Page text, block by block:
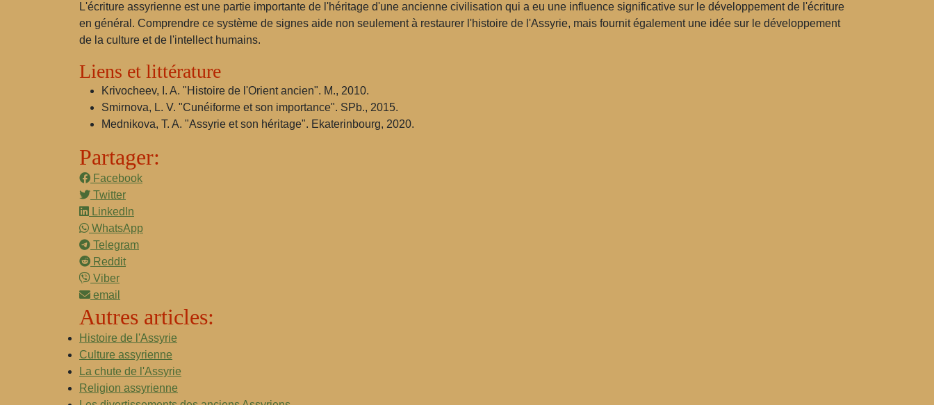
L'écriture assyrienne est une partie importante de l'héritage d'une ancienne civilisation qui a eu une influence significative sur le développement de l'écriture
en général. Comprendre ce système de signes aide non seulement à restaurer l'histoire de l'Assyrie, mais fournit également une idée sur le développement
de la culture et de l'intellect humains.
Liens et littérature
Krivocheev, I. A. "Histoire de l'Orient ancien". M., 2010.
Smirnova, L. V. "Cunéiforme et son importance". SPb., 2015.
Mednikova, T. A. "Assyrie et son héritage". Ekaterinbourg, 2020.
Partager:
Facebook
Twitter
LinkedIn
WhatsApp
Telegram
Reddit
Viber
email
Autres articles:
Histoire de l'Assyrie
Culture assyrienne
La chute de l'Assyrie
Religion assyrienne